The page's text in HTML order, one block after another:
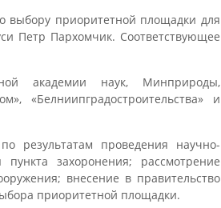
выбору приоритетной площадки для
Петр Пархомчик. Соответствующее
академии наук, Минприроды,
«Белниипградостроительства» и
результатам проведения научно-
захоронения; рассмотрение
внесение в правительство
приоритетной площадки.